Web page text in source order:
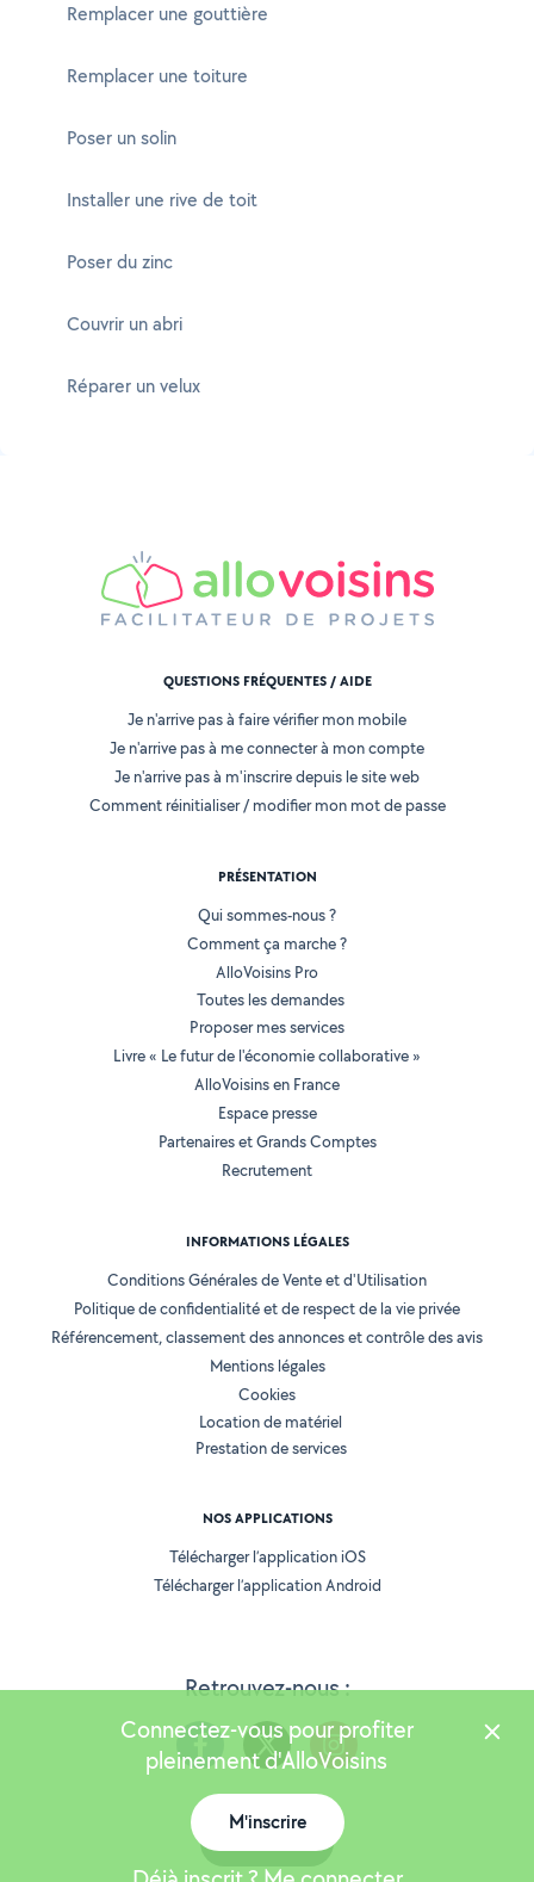
Remplacer une gouttière
Remplacer une toiture
Poser un solin
Installer une rive de toit
Poser du zinc
Couvrir un abri
Réparer un velux
Retrouvez-nous :
QUESTIONS FRÉQUENTES / AIDE
Je n'arrive pas à faire vérifier mon mobile
Je n'arrive pas à me connecter à mon compte
Je n'arrive pas à m'inscrire depuis le site web
Comment réinitialiser / modifier mon mot de passe
PRÉSENTATION
Qui sommes-nous ?
Comment ça marche ?
AlloVoisins Pro
Toutes les demandes
Proposer mes services
Livre « Le futur de l'économie collaborative »
AlloVoisins en France
Espace presse
Partenaires et Grands Comptes
Recrutement
INFORMATIONS LÉGALES
Conditions Générales de Vente et d'Utilisation
Politique de confidentialité et de respect de la vie privée
Référencement, classement des annonces et contrôle des avis
Mentions légales
Cookies
Location de matériel
Prestation de services
NOS APPLICATIONS
Télécharger l’application iOS
Télécharger l’application Android
Version 25.5.3
Connectez-vous pour profiter
pleinement d'AlloVoisins
M'inscrire